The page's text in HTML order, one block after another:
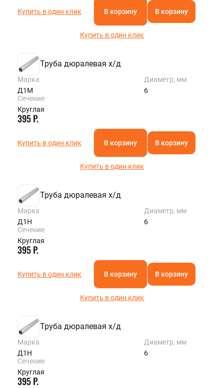
Купить в один клик В корзину В корзину
Купить в один клик
Труба дюралевая х/д
Марка
Д1М
Диаметр, мм
6
Сечение
Круглая
395 Р.
Купить в один клик В корзину В корзину
Купить в один клик
Труба дюралевая х/д
Марка
Д1Н
Диаметр, мм
6
Сечение
Круглая
395 Р.
Купить в один клик В корзину В корзину
Купить в один клик
Труба дюралевая х/д
Марка
Д1Н
Диаметр, мм
6
Сечение
Круглая
395 Р.